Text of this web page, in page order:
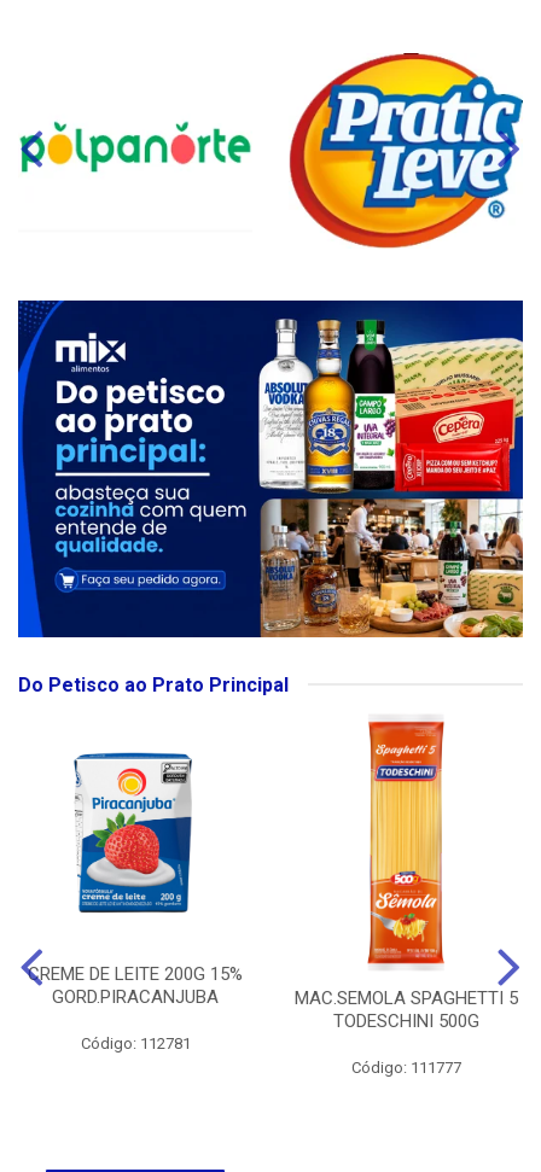
Do Petisco ao Prato Principal
CREME DE LEITE 200G 15%
GORD.PIRACANJUBA
Código: 112781
MAC.SEMOLA SPAGHETTI 5
TODESCHINI 500G
Código: 111777